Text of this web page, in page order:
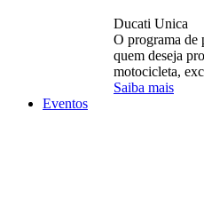
Ducati Unica
O programa de
quem deseja
motocicleta,
Saiba mais
Eventos